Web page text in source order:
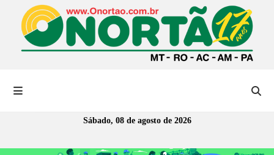
Sábado, 08 de agosto de 2026